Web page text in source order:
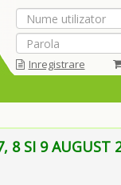
Inregistrare
8 SI 9 AUGUST